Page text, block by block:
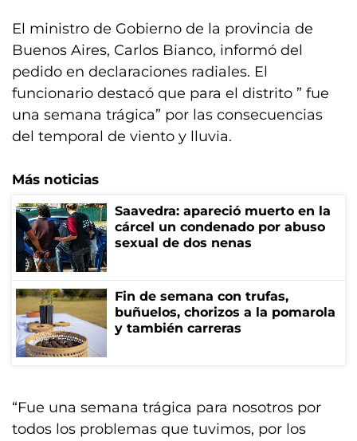
El ministro de Gobierno de la provincia de
Buenos Aires, Carlos Bianco, informó del
pedido en declaraciones radiales. El
funcionario destacó que para el distrito ” fue
una semana trágica” por las consecuencias
del temporal de viento y lluvia.
Más noticias
Saavedra: apareció muerto en la
cárcel un condenado por abuso
sexual de dos nenas
Fin de semana con trufas,
buñuelos, chorizos a la pomarola
y también carreras
“Fue una semana trágica para nosotros por
todos los problemas que tuvimos, por los